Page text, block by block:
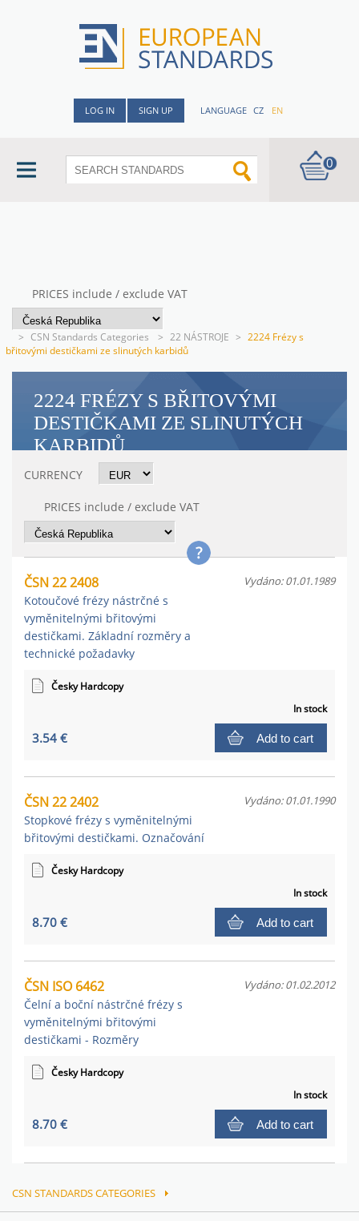
LOG IN SIGN UP LANGUAGE CZ EN
0
PRICES include / exclude VAT
> CSN Standards Categories > 22 NÁSTROJE > 2224 Frézy s
břitovými destičkami ze slinutých karbidů
2224 FRÉZY S BŘITOVÝMI
DESTIČKAMI ZE SLINUTÝCH
KARBIDŮ
CURRENCY
PRICES include / exclude VAT
ČSN 22 2408
Kotoučové frézy nástrčné s
vyměnitelnými břitovými
destičkami. Základní rozměry a
technické požadavky
Vydáno: 01.01.1989
Česky Hardcopy
In stock
3.54 € Add to cart
ČSN 22 2402
Stopkové frézy s vyměnitelnými
břitovými destičkami. Označování
Vydáno: 01.01.1990
Česky Hardcopy
In stock
8.70 € Add to cart
ČSN ISO 6462
Čelní a boční nástrčné frézy s
vyměnitelnými břitovými
destičkami - Rozměry
Vydáno: 01.02.2012
Česky Hardcopy
In stock
8.70 € Add to cart
CSN STANDARDS CATEGORIES